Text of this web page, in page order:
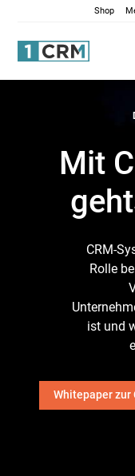
Shop
Mit
CRM-
Rolle
ist und
Whitepaper zur